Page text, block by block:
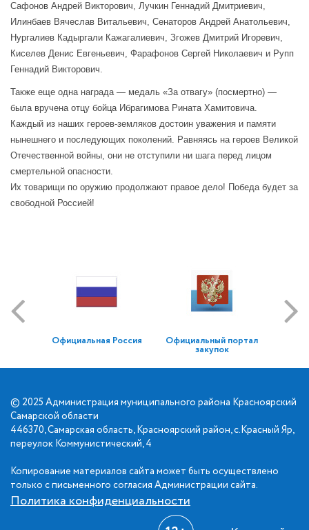
Сафонов Андрей Викторович, Лучкин Геннадий Дмитриевич,
Илинбаев Вячеслав Витальевич, Сенаторов Андрей Анатольевич,
Нургалиев Кадыргали Кажагалиевич, Згожев Дмитрий Игоревич,
Киселев Денис Евгеньевич, Фарафонов Сергей Николаевич и Рупп
Геннадий Викторович.
Также еще одна награда — медаль «За отвагу» (посмертно) —
была вручена отцу бойца Ибрагимова Рината Хамитовича.
Каждый из наших героев-земляков достоин уважения и памяти
нынешнего и последующих поколений. Равняясь на героев Великой
Отечественной войны, они не отступили ни шага перед лицом
смертельной опасности.
Их товарищи по оружию продолжают правое дело! Победа будет за
свободной Россией!
Официальная Россия Официальный портал
закупок
© 2025 Администрация муниципального района Красноярский
Самарской области
446370, Самарская область, Красноярский район, с.Красный Яр,
переулок Коммунистический, 4
Копирование материалов сайта может быть осуществлено
только с письменного согласия Администрации сайта.
Политика конфиденциальности